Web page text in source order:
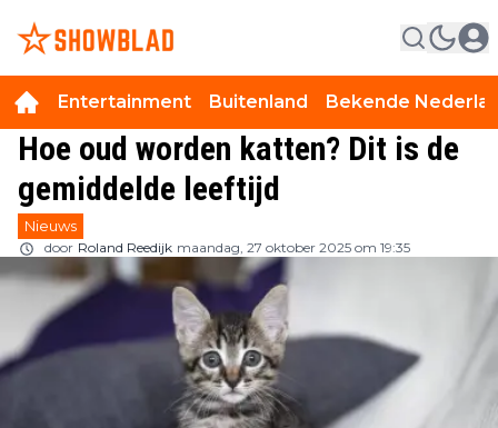
Entertainment Buitenland Bekende
Hoe oud worden katten? Dit is de
gemiddelde leeftijd
Nieuws
door Roland Reedijk maandag, 27 oktober 2025 om 19:35